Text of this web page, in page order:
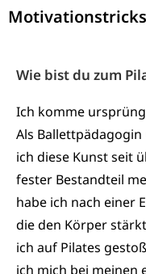
Wie bist du zum
Ich komme
Als
ich diese Kunst seit
fester Bestandteil
habe ich nach einer
die den Körper
ich auf Pilates
ich mich bei meinen